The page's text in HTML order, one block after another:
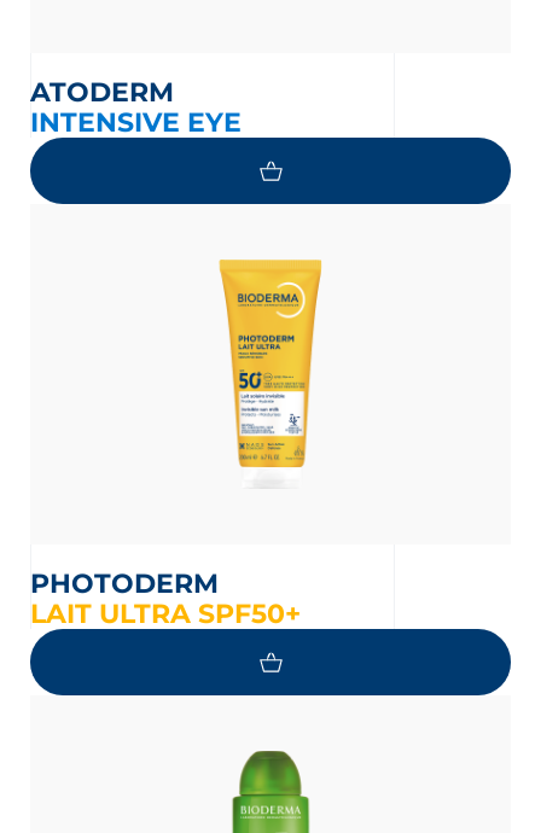
ATODERM
INTENSIVE EYE
PHOTODERM
LAIT ULTRA SPF50+